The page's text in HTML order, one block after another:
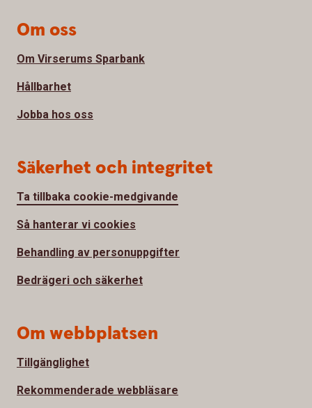
Om oss
Om Virserums Sparbank
Hållbarhet
Jobba hos oss
Säkerhet och integritet
Ta tillbaka cookie-medgivande
Så hanterar vi cookies
Behandling av personuppgifter
Bedrägeri och säkerhet
Om webbplatsen
Tillgänglighet
Rekommenderade webbläsare